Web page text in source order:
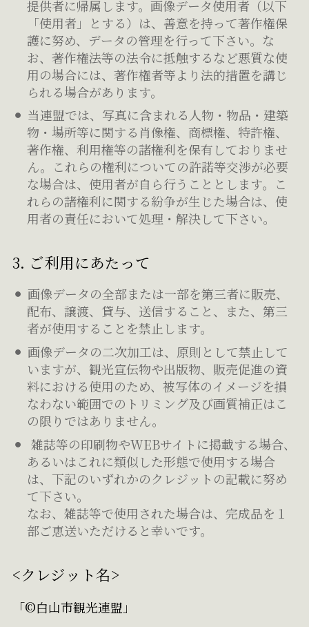
提供者に帰属します。画像データ使用者（以下
「使用者」とする）は、善意を持って著作権保
護に努め、データの管理を行って下さい。な
お、著作権法等の法令に抵触するなど悪質な使
用の場合には、著作権者等より法的措置を講じ
られる場合があります。
当連盟では、写真に含まれる人物・物品・建築
物・場所等に関する肖像権、商標権、特許権、
著作権、利用権等の諸権利を保有しておりませ
ん。これらの権利についての許諾等交渉が必要
な場合は、使用者が自ら行うこととします。こ
れらの諸権利に関する紛争が生じた場合は、使
用者の責任において処理・解決して下さい。
3. ご利用にあたって
画像データの全部または一部を第三者に販売、
配布、譲渡、貸与、送信すること、また、第三
者が使用することを禁止します。
画像データの二次加工は、原則として禁止して
いますが、観光宣伝物や出版物、販売促進の資
料における使用のため、被写体のイメージを損
なわない範囲でのトリミング及び画質補正はこ
の限りではありません。
雑誌等の印刷物やWEBサイトに掲載する場合、
あるいはこれに類似した形態で使用する場合
は、下記のいずれかのクレジットの記載に努め
て下さい。
なお、雑誌等で使用された場合は、完成品を１
部ご恵送いただけると幸いです。
<クレジット名>
「©白山市観光連盟」